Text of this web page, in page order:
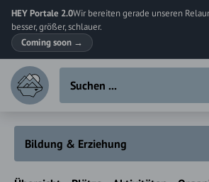
HEY Portale 2.0Wir bereiten gerade unseren
besser, größer, schlauer.
Coming soon →
Bildung & Erziehung